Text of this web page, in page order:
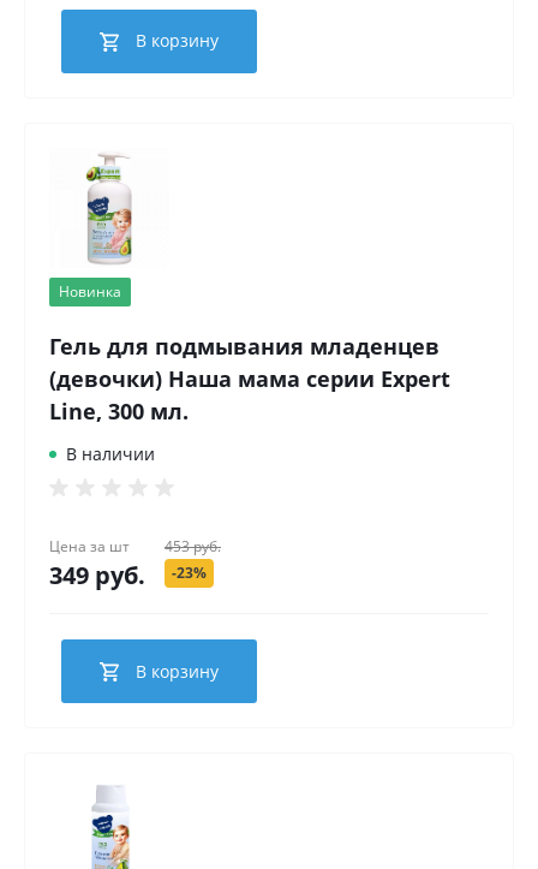
В корзину
Новинка
Гель для подмывания младенцев
(девочки) Наша мама серии Expert
Line, 300 мл.
В наличии
Цена за шт
349 руб.
453 руб.
-23%
В корзину